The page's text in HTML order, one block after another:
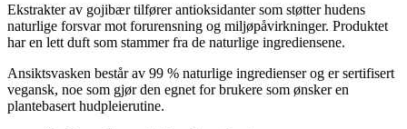
Ekstrakter av gojibær tilfører antioksidanter som støtter hudens
naturlige forsvar mot forurensning og miljøpåvirkninger. Produktet
har en lett duft som stammer fra de naturlige ingrediensene.
Ansiktsvasken består av 99 % naturlige ingredienser og er sertifisert
vegansk, noe som gjør den egnet for brukere som ønsker en
plantebasert hudpleierutine.